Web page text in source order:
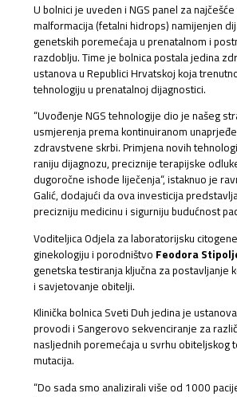
U bolnici je uveden i NGS panel za
malformacija (fetalni hidrops) namijenjen
genetskih poremećaja u prenatalnom i
razdoblju. Time je bolnica postala jedina
ustanova u Republici Hrvatskoj koja
tehnologiju u prenatalnoj dijagnostici.
“Uvođenje NGS tehnologije dio je našeg
usmjerenja prema kontinuiranom
zdravstvene skrbi. Primjena novih
raniju dijagnozu, preciznije terapijske
dugoročne ishode liječenja“, istaknuo je
Galić, dodajući da ova investicija
precizniju medicinu i sigurniju budućnost
Voditeljica Odjela za laboratorijsku
ginekologiju i porodništvo Feodora
genetska testiranja ključna za postavljanje
i savjetovanje obitelji.
Klinička bolnica Sveti Duh jedina je
provodi i Sangerovo sekvenciranje za
nasljednih poremećaja u svrhu obiteljskog
mutacija.
“Do sada smo analizirali više od 1000